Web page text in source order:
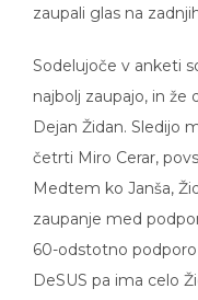
zaupali glas na
Sodelujoče v anketi
najbolj zaupajo, in že
Dejan Židan. Sledijo
četrti Miro Cerar,
Medtem ko Janša,
zaupanje med
60-odstotno
DeSUS pa ima celo